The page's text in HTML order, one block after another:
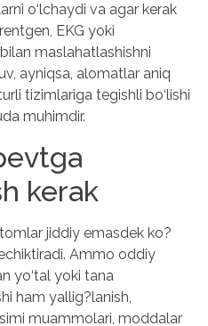
o‘lchaydi va agar kerak
EKG yoki
maslahatlashishni
ayniqsa, alomatlar aniq
tizimlariga tegishli bo‘lishi
muhimdir.
kerak
jiddiy emasdek ko?
Ammo oddiy
yo‘tal yoki tana
ham yallig?lanish,
muammolari, moddalar